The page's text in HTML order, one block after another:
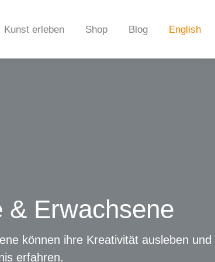
Kunst erleben Shop Blog English
& Erwachsene
können ihre Kreativität ausleben und
erfahren.